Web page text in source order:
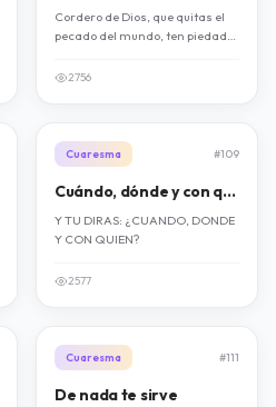
Cordero de Dios, que quitas el
pecado del mundo, ten piedad
nosotros.
2756
Cuaresma #109
Cuándo, dónde y con quién
Y TU DIRAS: ¿CUANDO, DONDE
Y CON QUIEN?
2577
Cuaresma #111
De nada te sirve